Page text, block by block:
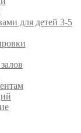
для детей 3-5